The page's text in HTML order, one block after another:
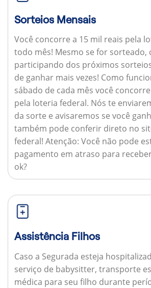
Sorteios Mensais
Você concorre a 15 mil reais pela
todo mês! Mesmo se for sorteado,
participando dos próximos
de ganhar mais vezes! Como
sábado de cada mês você
pela loteria federal. Nós te
da sorte e avisaremos se você
também pode conferir direto no
federal! Atenção: Você não pode
pagamento em atraso para
ok?
Assistência Filhos
Caso a Segurada esteja
serviço de babysitter, transporte
médica para seu filho durante